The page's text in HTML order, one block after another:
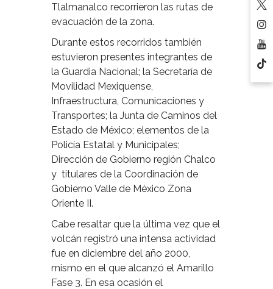
Tlalmanalco recorrieron las rutas de
evacuación de la zona.
Durante estos recorridos también
estuvieron presentes integrantes de
la Guardia Nacional; la Secretaría de
Movilidad Mexiquense,
Infraestructura, Comunicaciones y
Transportes; la Junta de Caminos del
Estado de México; elementos de la
Policía Estatal y Municipales;
Dirección de Gobierno región Chalco
y titulares de la Coordinación de
Gobierno Valle de México Zona
Oriente II.
Cabe resaltar que la última vez que el
volcán registró una intensa actividad
fue en diciembre del año 2000,
mismo en el que alcanzó el Amarillo
Fase 3. En esa ocasión el